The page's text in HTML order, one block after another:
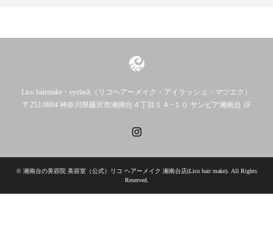
Lico hairmake・eyelash（リコヘアーメイク・アイラッシュ・マツエク）
〒252-0804 神奈川県藤沢市湘南台４丁目１４−１０ サンピア湘南台 1F
© 湘南台の美容院 美容室（公式）リコ ヘアーメイク 湘南台店(Lico hair make). All Rights
Reserved.